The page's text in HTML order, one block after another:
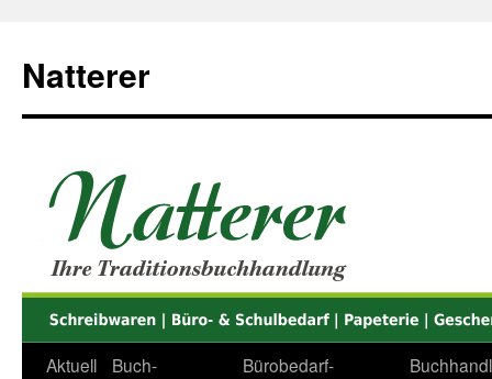
springen
Natterer
Aktuell
Buch-
Bürobedarf-